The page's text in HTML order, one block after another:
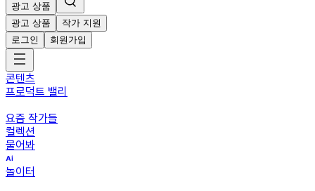
광고 상품
광고 상품
작가 지원
로그인
회원가입
콘텐츠
프로덕트 밸리
요즘 작가들
컬렉션
물어봐
놀이터